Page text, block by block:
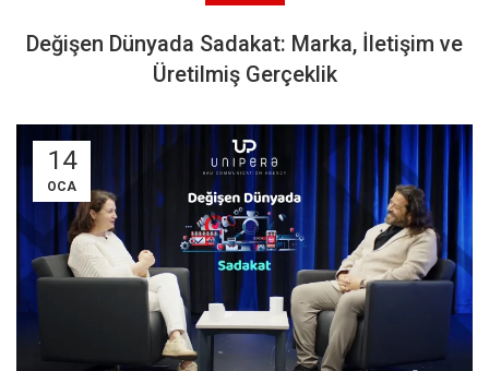
Değişen Dünyada Sadakat: Marka, İletişim ve
Üretilmiş Gerçeklik
14
OCA